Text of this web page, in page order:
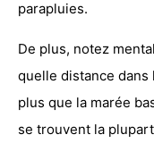
parapluies.
De plus, notez
quelle distance dans
plus que la marée
se trouvent la